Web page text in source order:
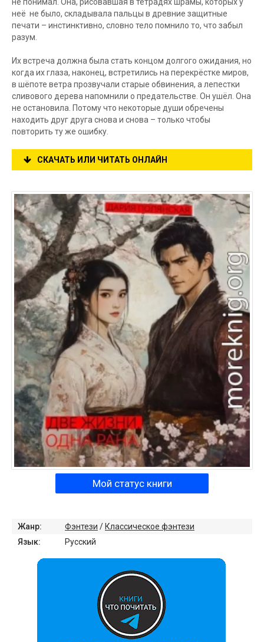
неё не было, складывала пальцы в древние защитные
печати – инстинктивно, словно тело помнило то, что забыл
разум.
Их встреча должна была стать концом долгого ожидания, но
когда их глаза, наконец, встретились на перекрёстке миров,
в шёпоте ветра прозвучали старые обвинения, а лепестки
сливового дерева напомнили о предательстве. Он ушёл. Она
не остановила. Потому что некоторые души обречены
находить друг друга снова и снова – только чтобы
повторить ту же ошибку.
СКАЧАТЬ ИЛИ ЧИТАТЬ ОНЛАЙН
Мой статус книги
Жанр: Фэнтези / Классическое фэнтези
Язык:
Русский